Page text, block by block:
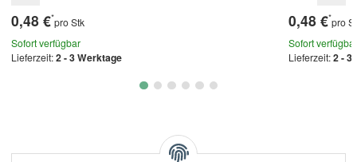
0,48 €*pro Stk
Sofort verfügbar
Lieferzeit:2 - 3 Werktage
0,48 €*pro
Sofort verfügbar
Lieferzeit:2 - 3